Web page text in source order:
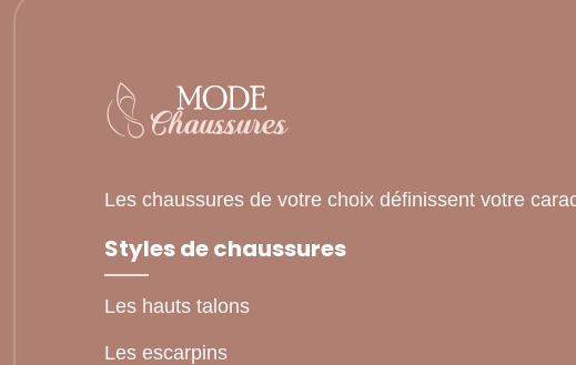
Les chaussures de votre choix définissent votre
Styles de chaussures
Les hauts talons
Les escarpins